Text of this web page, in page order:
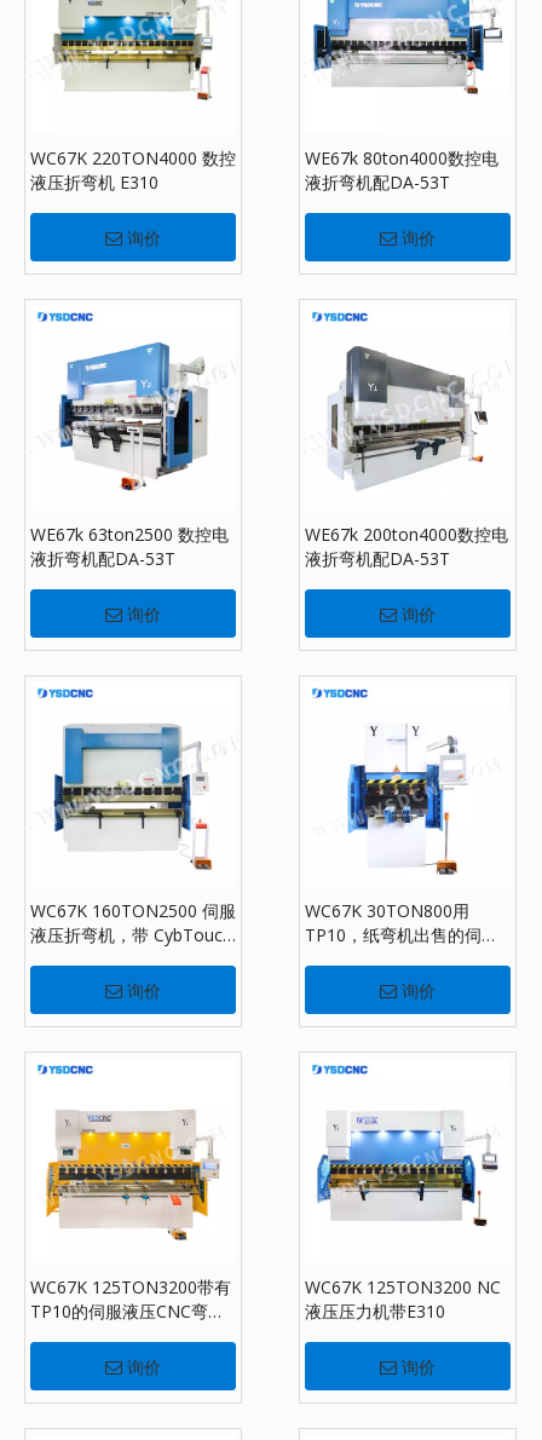
WC67K 220TON4000 数控
液压折弯机 E310
询价
WE67k 80ton4000数控电
液折弯机配DA-53T
询价
WE67k 63ton2500 数控电
液折弯机配DA-53T
询价
WE67k 200ton4000数控电
液折弯机配DA-53T
询价
WC67K 160TON2500 伺服
液压折弯机，带 CybTouch
询价
WC67K 30TON800用
TP10，纸弯机出售的伺服
询价
WC67K 125TON3200带有
TP10的伺服液压CNC弯曲
询价
WC67K 125TON3200 NC
液压压力机带E310
询价